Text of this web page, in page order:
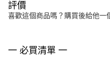
評價
喜歡這個商品嗎？購買後給他一
一 必買清單 一